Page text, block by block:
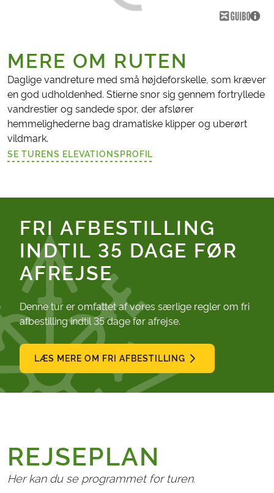
MERE OM RUTEN
Daglige vandreture med små højdeforskelle, som kræver
en god udholdenhed. Stierne snor sig gennem fortryllede
vandrestier og sandede spor, der afslører
hemmelighederne bag dramatiske klipper og uberørt
vildmark.
SE TURENS ELEVATIONSPROFIL
FRI AFBESTILLING
INDTIL 35 DAGE FØR
AFREJSE
Denne tur er omfattet af vores særlige regler om fri
afbestilling indtil 35 dage før afrejse.
LÆS MERE OM FRI AFBESTILLING
REJSEPLAN
Her kan du se programmet for turen.